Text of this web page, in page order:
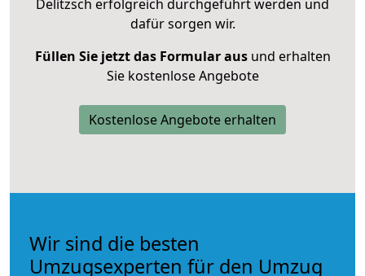
Delitzsch erfolgreich durchgeführt werden und
dafür sorgen wir.
Füllen Sie jetzt das Formular ausund erhalten
Sie kostenlose Angebote
Kostenlose Angebote erhalten
Wir sind die besten
Umzugsexperten für den Umzug